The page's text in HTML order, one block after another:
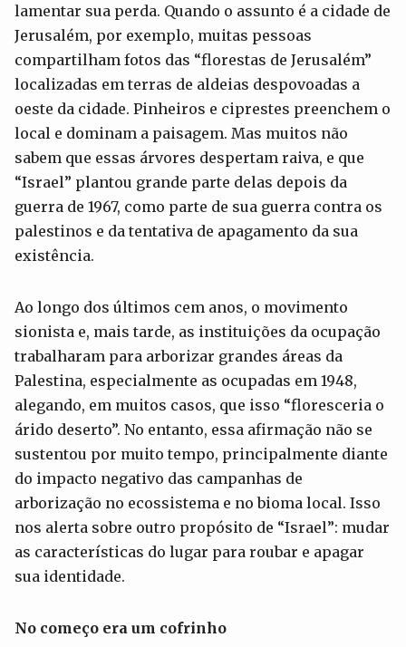
lamentar sua perda. Quando o assunto é a cidade de
Jerusalém, por exemplo, muitas pessoas
compartilham fotos das “florestas de Jerusalém”
localizadas em terras de aldeias despovoadas a
oeste da cidade. Pinheiros e ciprestes preenchem o
local e dominam a paisagem. Mas muitos não
sabem que essas árvores despertam raiva, e que
“Israel” plantou grande parte delas depois da
guerra de 1967, como parte de sua guerra contra os
palestinos e da tentativa de apagamento da sua
existência.
Ao longo dos últimos cem anos, o movimento
sionista e, mais tarde, as instituições da ocupação
trabalharam para arborizar grandes áreas da
Palestina, especialmente as ocupadas em 1948,
alegando, em muitos casos, que isso “floresceria o
árido deserto”. No entanto, essa afirmação não se
sustentou por muito tempo, principalmente diante
do impacto negativo das campanhas de
arborização no ecossistema e no bioma local. Isso
nos alerta sobre outro propósito de “Israel”: mudar
as características do lugar para roubar e apagar
sua identidade.
No começo era um cofrinho